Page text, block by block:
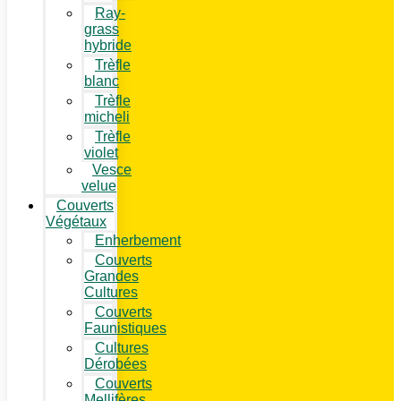
Ray-
grass
hybride
Trèfle
blanc
Trèfle
micheli
Trèfle
violet
Vesce
velue
Couverts
Végétaux
Enherbement
Couverts
Grandes
Cultures
Couverts
Faunistiques
Cultures
Dérobées
Couverts